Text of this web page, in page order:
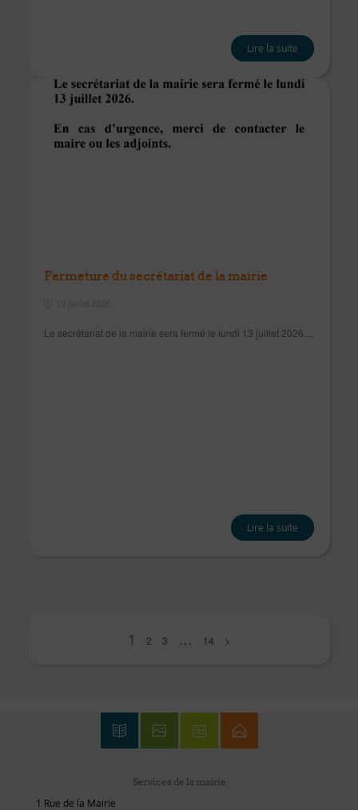
Lire la suite
Fermeture du secrétariat de la mairie
Le secrétariat de la mairie sera fermé le lundi 13 juillet 2026....
Lire la suite
1 2 3 … 14 >
Services de la mairie
1 Rue de la Mairie